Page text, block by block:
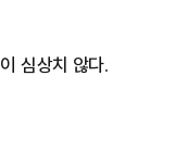
심상치 않다.